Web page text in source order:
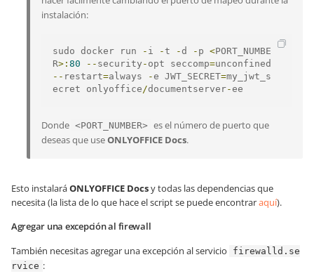
instalación:
sudo docker run - i -t -d - p <PORT_NUMBE
R>: 80 -- security - opt seccomp=
-- restart=always -e JWT_SECRET=my_jwt_s
ecret onlyoffice/documentserver-ee
Donde <PORT_NUMBER> es el número de puerto que
deseas que useONLYOFFICE Docs.
Esto instalaráONLYOFFICE Docsy todas las dependencias que
necesita (la lista de lo que hace el script se puede encontraraquí).
Agregar una excepción al firewall
También necesitas agregar una excepción al servicio
firewalld.se
rvice :